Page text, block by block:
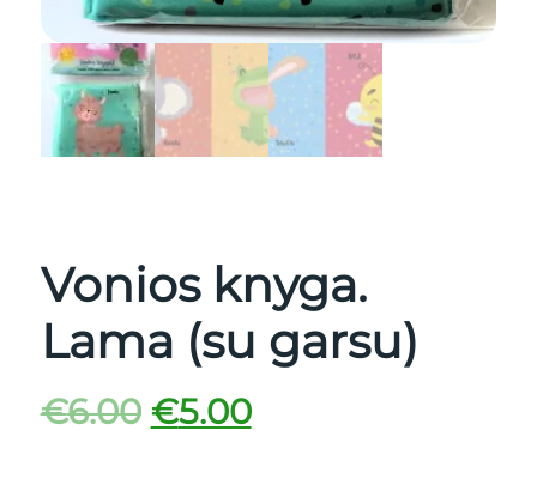
Vonios knyga.
Lama (su garsu)
€6.00 €5.00